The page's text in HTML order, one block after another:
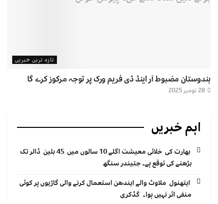
تازہ ترین خبریں
ہندوستان مضبوط آر اینڈ ڈی فریم ورک پر توجہ مرکوز کرے گا
اہم خبریں
بھارت کی خلائی معیشت اگلے 10 سالوں میں 45 بلین ڈالر تک
بڑھنے کی توقع ہے۔ جتیندر سنگھ
ایتھنول ملاوٹ والے ایندھن استعمال کرنے والی گاڑیوں پر کوئی
منفی اثر نہیں ہوا۔ گڈکری